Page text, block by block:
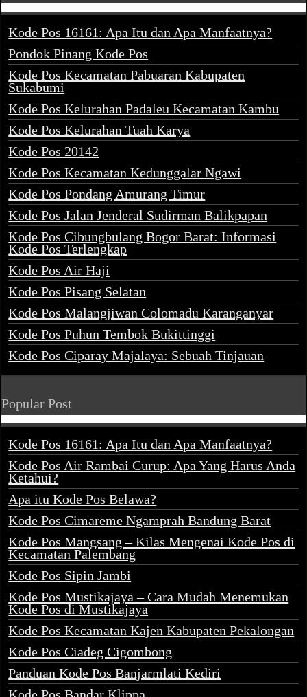
Kode Pos 16161: Apa Itu dan Apa Manfaatnya?
Pondok Pinang Kode Pos
Kode Pos Kecamatan Pabuaran Kabupaten
Sukabumi
Kode Pos Kelurahan Padaleu Kecamatan Kambu
Kode Pos Kelurahan Tuah Karya
Kode Pos 20142
Kode Pos Kecamatan Kedunggalar Ngawi
Kode Pos Pondang Amurang Timur
Kode Pos Jalan Jenderal Sudirman Balikpapan
Kode Pos Cibungbulang Bogor Barat: Informasi
Kode Pos Terlengkap
Kode Pos Air Haji
Kode Pos Pisang Selatan
Kode Pos Malangjiwan Colomadu Karanganyar
Kode Pos Puhun Tembok Bukittinggi
Kode Pos Ciparay Majalaya: Sebuah Tinjauan
Popular Post
Kode Pos 16161: Apa Itu dan Apa Manfaatnya?
Kode Pos Air Rambai Curup: Apa Yang Harus Anda
Ketahui?
Apa itu Kode Pos Belawa?
Kode Pos Cimareme Ngamprah Bandung Barat
Kode Pos Mangsang – Kilas Mengenai Kode Pos di
Kecamatan Palembang
Kode Pos Sipin Jambi
Kode Pos Mustikajaya – Cara Mudah Menemukan
Kode Pos di Mustikajaya
Kode Pos Kecamatan Kajen Kabupaten Pekalongan
Kode Pos Ciadeg Cigombong
Panduan Kode Pos Banjarmlati Kediri